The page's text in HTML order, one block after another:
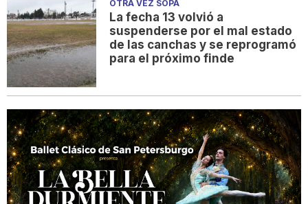
OTRA VEZ SOPA
La fecha 13 volvió a
suspenderse por el mal estado
de las canchas y se reprogramó
para el próximo finde